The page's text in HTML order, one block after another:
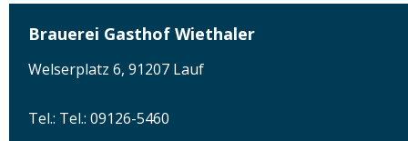
Brauerei Gasthof Wiethaler
Welserplatz 6, 91207 Lauf
Tel.: Tel.: 09126-5460